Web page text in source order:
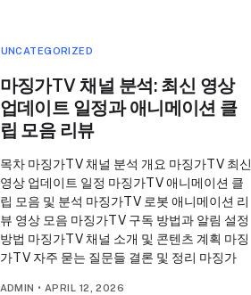
UNCATEGORIZED
마징가TV 채널 분석: 최신 영상
업데이트 일정과 애니메이션 클
립 모음 리뷰
목차 마징가TV 채널 분석 개요 마징가TV 최신
영상 업데이트 일정 마징가TV 애니메이션 클
립 모음 및 분석 마징가TV 로봇 애니메이션 리
뷰 영상 모음 마징가TV 구독 방법과 알림 설정
방법 마징가TV 채널 소개 및 콘텐츠 계획 마징
가TV 자주 묻는 질문들 결론 및 정리 마징가
ADMIN • APRIL 12, 2026